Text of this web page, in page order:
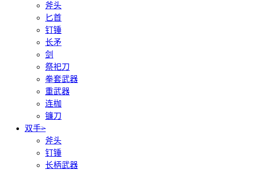
斧头
匕首
钉锤
长矛
剑
祭祀刀
拳套武器
重武器
连枷
镰刀
双手>
斧头
钉锤
长柄武器